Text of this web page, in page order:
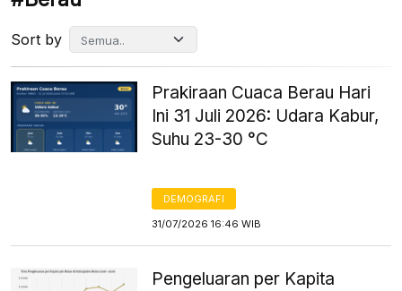
Sort by
Prakiraan Cuaca Berau Hari
Ini 31 Juli 2026: Udara Kabur,
Suhu 23-30 °C
DEMOGRAFI
31/07/2026 16:46 WIB
Pengeluaran per Kapita